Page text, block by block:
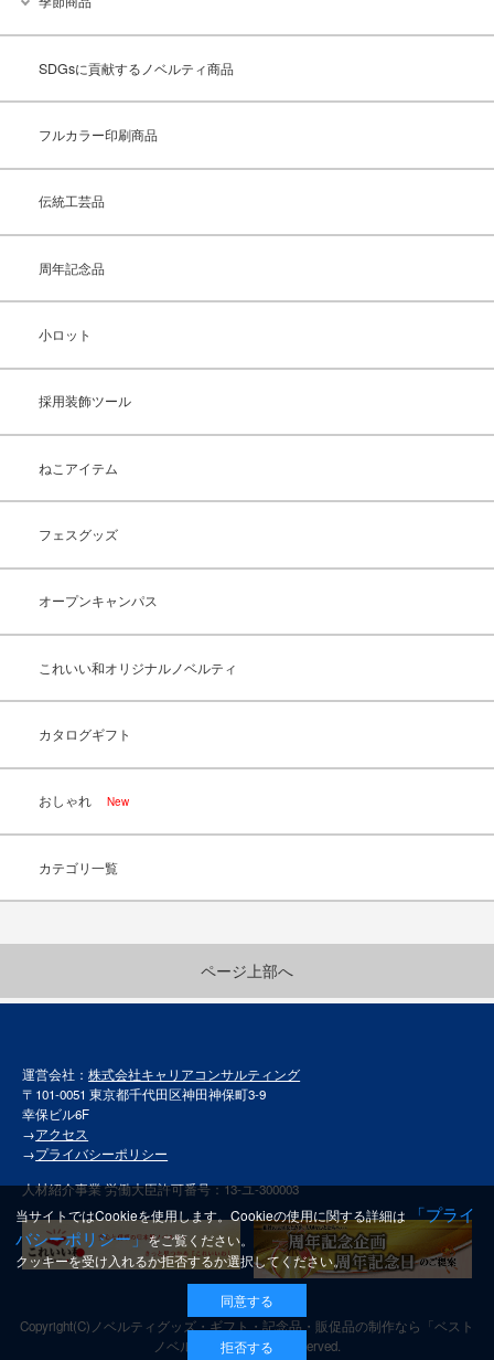
SDGsに貢献するノベルティ商品
フルカラー印刷商品
伝統工芸品
周年記念品
小ロット
採用装飾ツール
ねこアイテム
フェスグッズ
オープンキャンパス
これいい和オリジナルノベルティ
カタログギフト
おしゃれ New
カテゴリ一覧
ページ上部へ
運営会社：株式会社キャリアコンサルティング
〒101-0051 東京都千代田区神田神保町3-9
幸保ビル6F
→アクセス
→プライバシーポリシー
人材紹介事業 労働大臣許可番号：13-ユ-300003
Copyright(C) ノベルティグッズ・ギフト・記念品・販促品の制作なら「ベスト
ノベルティ」All rights reserved.
当サイトではCookieを使用します。Cookieの使用に関する詳細は
「プライ
バシーポリシー」をご覧ください。
クッキーを受け入れるか拒否するか選択してください。
同意する
拒否する